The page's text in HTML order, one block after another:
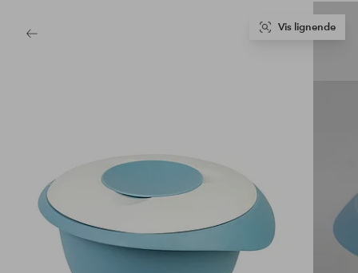
Tilbake
Vis lignende